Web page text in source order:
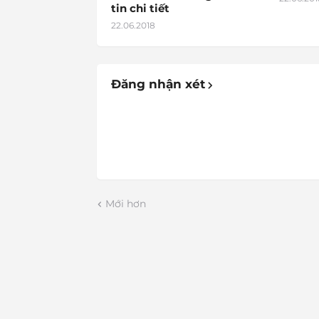
tin chi tiết
22.06.2018
Đăng nhận xét
Mới hơn